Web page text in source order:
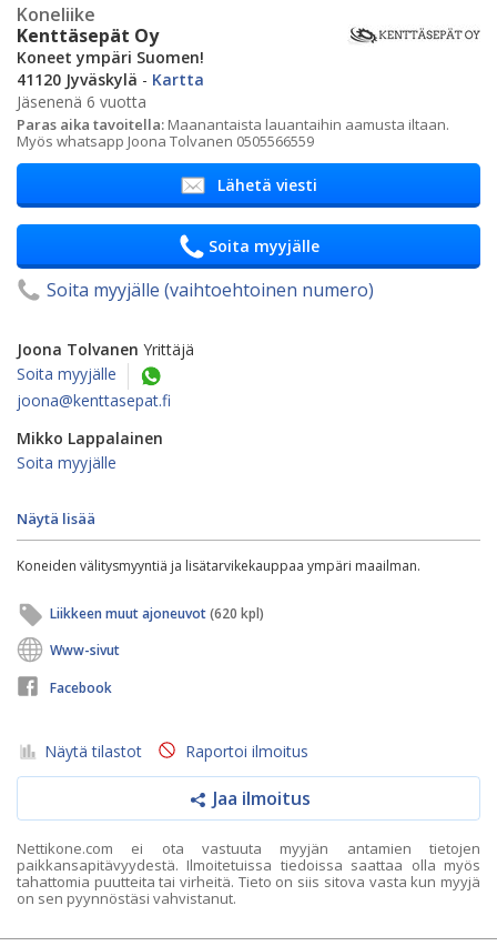
Koneliike
Kenttäsepät Oy
Koneet ympäri Suomen!
41120 Jyväskylä - Kartta
Jäsenenä 6 vuotta
Paras aika tavoitella: Maanantaista lauantaihin aamusta iltaan.
Myös whatsapp Joona Tolvanen 0505566559
Lähetä viesti
Soita myyjälle
Soita myyjälle (vaihtoehtoinen numero)
Joona Tolvanen Yrittäjä
Soita myyjälle
joona@kenttasepat.fi
Mikko Lappalainen
Soita myyjälle
Näytä lisää
Koneiden välitysmyyntiä ja lisätarvikekauppaa ympäri maailman.
Liikkeen muut ajoneuvot(620 kpl)
Www-sivut
Facebook
Näytä tilastot Raportoi ilmoitus
Jaa ilmoitus
Nettikone.com ei ota vastuuta myyjän antamien tietojen
paikkansapitävyydestä. Ilmoitetuissa tiedoissa saattaa olla myös
tahattomia puutteita tai virheitä. Tieto on siis sitova vasta kun myyjä
on sen pyynnöstäsi vahvistanut.